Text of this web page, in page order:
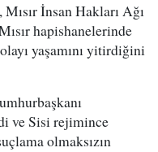
İnsan Hakları Ağı
hapishanelerinde
yaşamını yitirdiğini
ve Sisi rejimince
olmaksızın